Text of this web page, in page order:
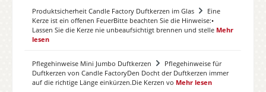
Produktsicherheit Candle Factory Duftkerzen im Glas
Eine
Kerze ist ein offenen FeuerBitte beachten Sie die Hinweise:•
Lassen Sie die Kerze nie unbeaufsichtigt brennen und stelle Mehr
lesen
Pflegehinweise Mini Jumbo Duftkerzen
Pflegehinweise für
Duftkerzen von Candle FactoryDen Docht der Duftkerzen immer
auf die richtige Länge einkürzen.Die Kerzen vo Mehr lesen